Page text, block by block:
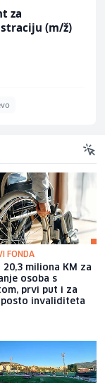
za
(m/ž)
FONDA
20,3 miliona KM za
osoba s
prvi put i za
posto invaliditeta